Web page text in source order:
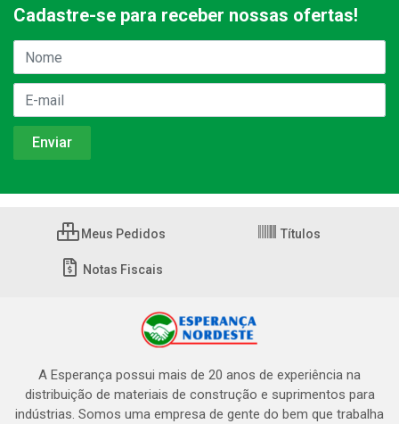
Cadastre-se para receber nossas ofertas!
Meus Pedidos Títulos
Notas Fiscais
A Esperança possui mais de 20 anos de experiência na
distribuição de materiais de construção e suprimentos para
indústrias. Somos uma empresa de gente do bem que trabalha